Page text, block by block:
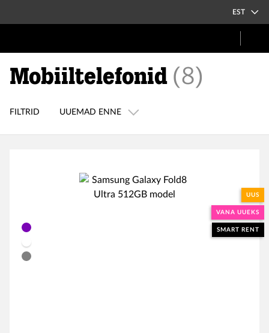
EST
Mobiiltelefonid (8)
FILTRID UUEMAD ENNE
UUS
VANA UUEKS
SMART RENT